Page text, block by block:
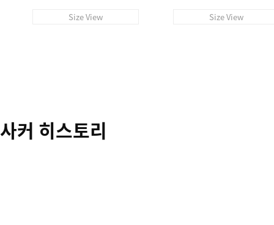
Size View Size View
사커 히스토리